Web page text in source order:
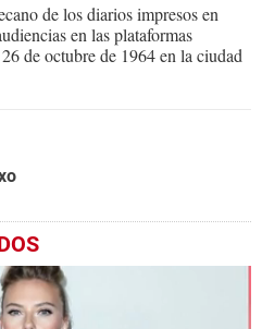
de los diarios impresos en
en las plataformas
de octubre de 1964 en la ciudad